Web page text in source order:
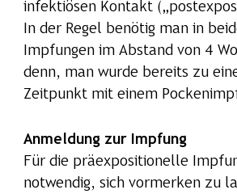
infektiösen Kontakt
In der Regel benötig man in
Impfungen im Abstand von 4
denn, man wurde bereits zu
Zeitpunkt mit einem
Anmeldung zur Impfung
Für die präexpositionelle
notwendig, sich vormerken zu